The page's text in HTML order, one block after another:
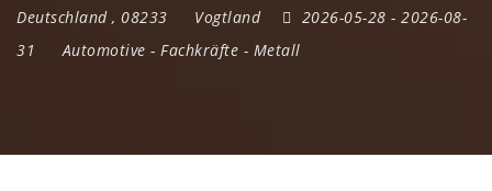
Deutschland, 08233 Vogtland 2026-05-28 - 2026-08-
31
Automotive - Fachkräfte - Metall